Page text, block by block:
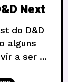
Next
do D&D
alguns
a ser a